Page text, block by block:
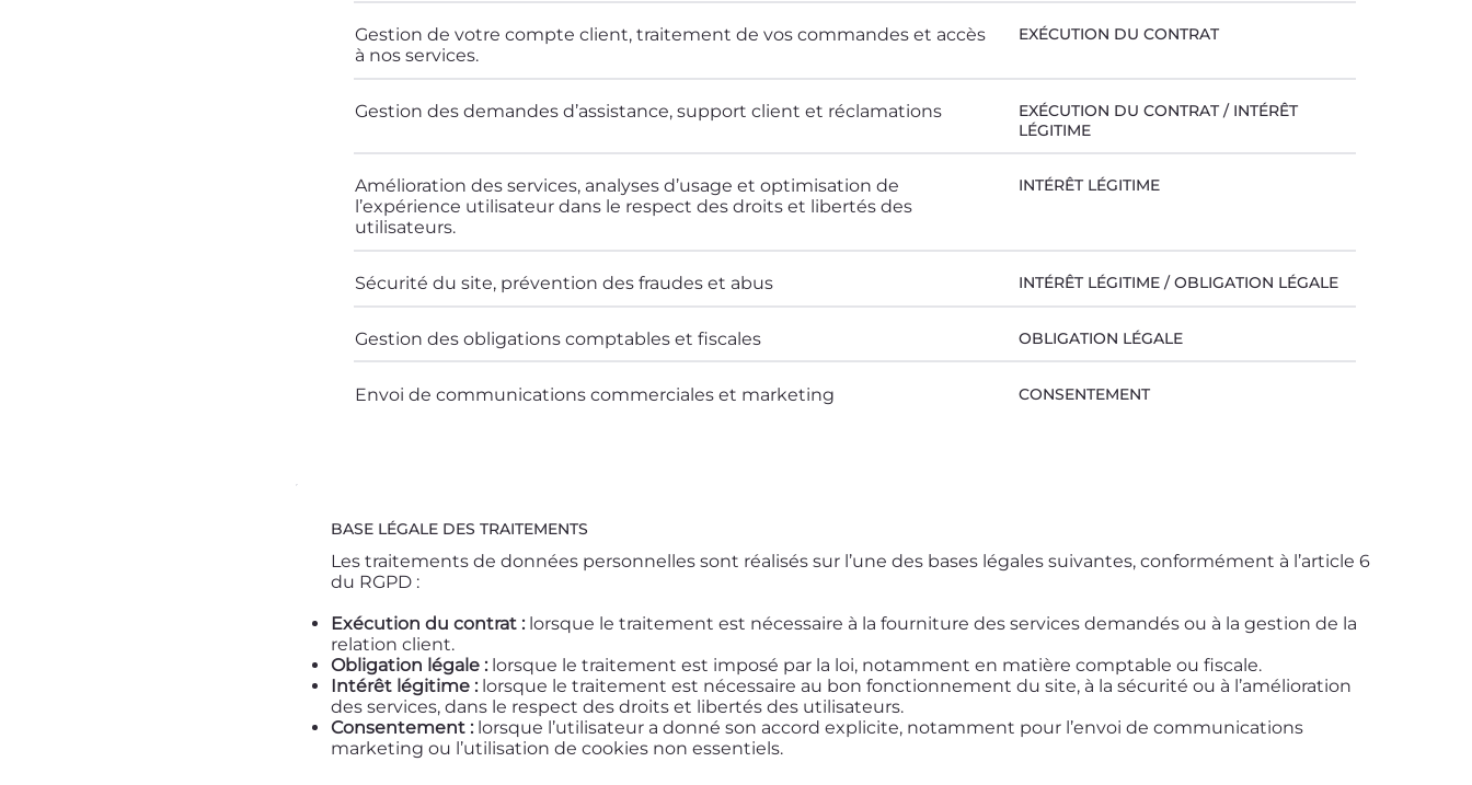
BASE LÉGALE DES TRAITEMENTS
Les traitements de données personnelles sont réalisés sur l’une des bases légales suivantes, conformément à l’article 6
du RGPD :
Exécution du contrat :lorsque le traitement est nécessaire à la fourniture des services demandés ou à la gestion de la
relation client.
Obligation légale :lorsque le traitement est imposé par la loi, notamment en matière comptable ou fiscale.
Intérêt légitime :lorsque le traitement est nécessaire au bon fonctionnement du site, à la sécurité ou à l’amélioration
des services, dans le respect des droits et libertés des utilisateurs.
Consentement :lorsque l’utilisateur a donné son accord explicite, notamment pour l’envoi de communications
marketing ou l’utilisation de cookies non essentiels.
Gestion de votre compte client, traitement de vos commandes et accès
à nos services.
EXÉCUTION DU CONTRAT
Gestion des demandes d’assistance, support client et réclamations
EXÉCUTION DU CONTRAT / INTÉRÊT
LÉGITIME
Amélioration des services, analyses d’usage et optimisation de
l’expérience utilisateur dans le respect des droits et libertés des
utilisateurs.
INTÉRÊT LÉGITIME
Sécurité du site, prévention des fraudes et abus INTÉRÊT LÉGITIME / OBLIGATION LÉGALE
Gestion des obligations comptables et fiscales OBLIGATION LÉGALE
Envoi de communications commerciales et marketing CONSENTEMENT